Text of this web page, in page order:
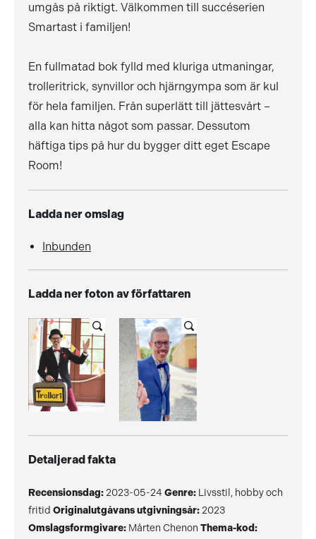
umgås på riktigt. Välkommen till succéserien
Smartast i familjen!
En fullmatad bok fylld med kluriga utmaningar,
trolleritrick, synvillor och hjärngympa som är kul
för hela familjen. Från superlätt till jättesvårt –
alla kan hitta något som passar. Dessutom
häftiga tips på hur du bygger ditt eget Escape
Room!
Ladda ner omslag
Inbunden
Ladda ner foton av författaren
Detaljerad fakta
Recensionsdag: 2023-05-24 Genre: Livsstil, hobby och
fritid Originalutgåvans utgivningsår: 2023
Omslagsformgivare: Mårten Chenon Thema-kod: